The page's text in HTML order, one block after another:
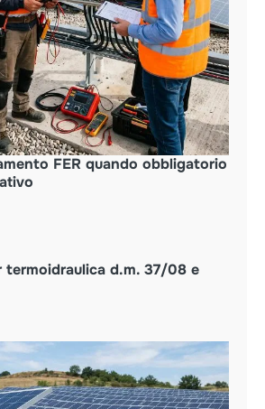
FER quando obbligatorio
termoidraulica d.m. 37/08 e